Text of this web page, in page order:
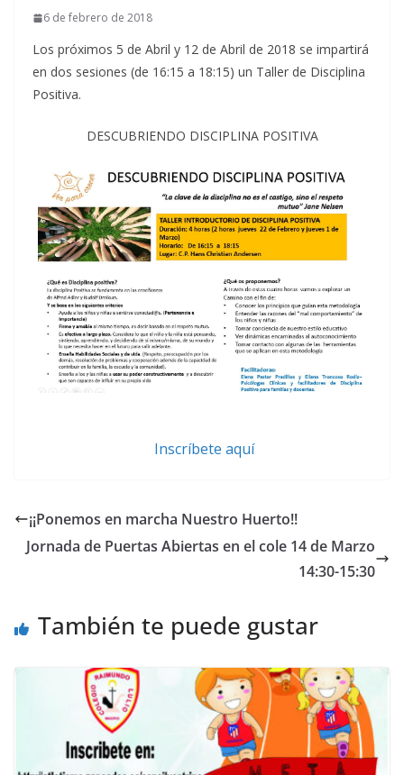
6 de febrero de 2018
Los próximos 5 de Abril y 12 de Abril de 2018 se impartirá
en dos sesiones (de 16:15 a 18:15) un Taller de Disciplina
Positiva.
DESCUBRIENDO DISCIPLINA POSITIVA
Inscríbete aquí
¡¡Ponemos en marcha Nuestro Huerto!!
Jornada de Puertas Abiertas en el cole 14 de Marzo
14:30-15:30
También te puede gustar